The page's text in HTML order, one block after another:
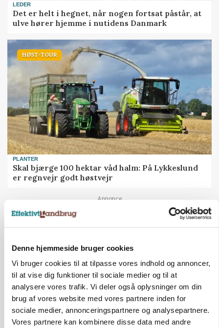
Denne hjemmeside bruger cookies
Vi bruger cookies til at tilpasse vores indhold og annoncer,
til at vise dig funktioner til sociale medier og til at
analysere vores trafik. Vi deler også oplysninger om din
brug af vores website med vores partnere inden for
sociale medier, annonceringspartnere og analysepartnere.
Vores partnere kan kombinere disse data med andre
LEDER
Det er helt i hegnet, når nogen fortsat påstår, at
ulve hører hjemme i nutidens Danmark
HØST-TOUR
PLANTER
Skal bjærge 100 hektar våd halm: På Lykkeslund
er regnvejr godt høstvejr
Annonce